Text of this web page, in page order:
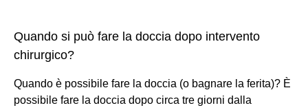
Quando si può fare la doccia dopo intervento
chirurgico?
Quando è possibile fare la doccia (o bagnare la ferita)? È
possibile fare la doccia dopo circa tre giorni dalla